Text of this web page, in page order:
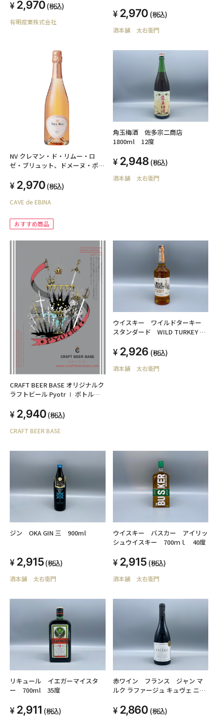
2,970 (税込)
有明産業株式会社
2,970 (税込)
酒本舗 太右衛門
NV クレマン・ド・リムー・ロ
ゼ・ブリュット、ドメーヌ・ポー
2,970 (税込)
CAVE de EBINA
おすすめ商品
角玉梅酒 佐多宗二商店
1800ml 12度
2,948 (税込)
酒本舗 太右衛門
CRAFT BEER BASE オリジナルク
ラフトビール Pyotr Ⅰ ボトル
2,940 (税込)
CRAFT BEER BASE
ウイスキー ワイルドターキー
スタンダード WILD TURKEY
ー 2,926 (税込)
酒本舗 太右衛門
ジン OKA GIN 三 900ml
2,915 (税込)
酒本舗 太右衛門
ウイスキー バスカー アイリッ
シュウイスキー 700ｍｌ 40度
2,915 (税込)
酒本舗 太右衛門
リキュール イエガーマイスタ
ー 700ml 35度
2,911 (税込)
赤ワイン フランス ジャン マ
ルク ラファージュ キュヴェ ニコ
750ml
2,860 (税込)